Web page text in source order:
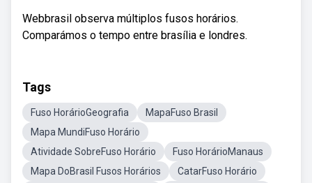
Webbrasil observa múltiplos fusos horários.
Comparámos o tempo entre brasília e londres.
Tags
Fuso HorárioGeografia
MapaFuso Brasil
Mapa MundiFuso Horário
Atividade SobreFuso Horário
Fuso HorárioManaus
Mapa DoBrasil Fusos Horários
CatarFuso Horário